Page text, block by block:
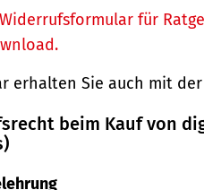
für
erhalten Sie auch mit der
beim Kauf von